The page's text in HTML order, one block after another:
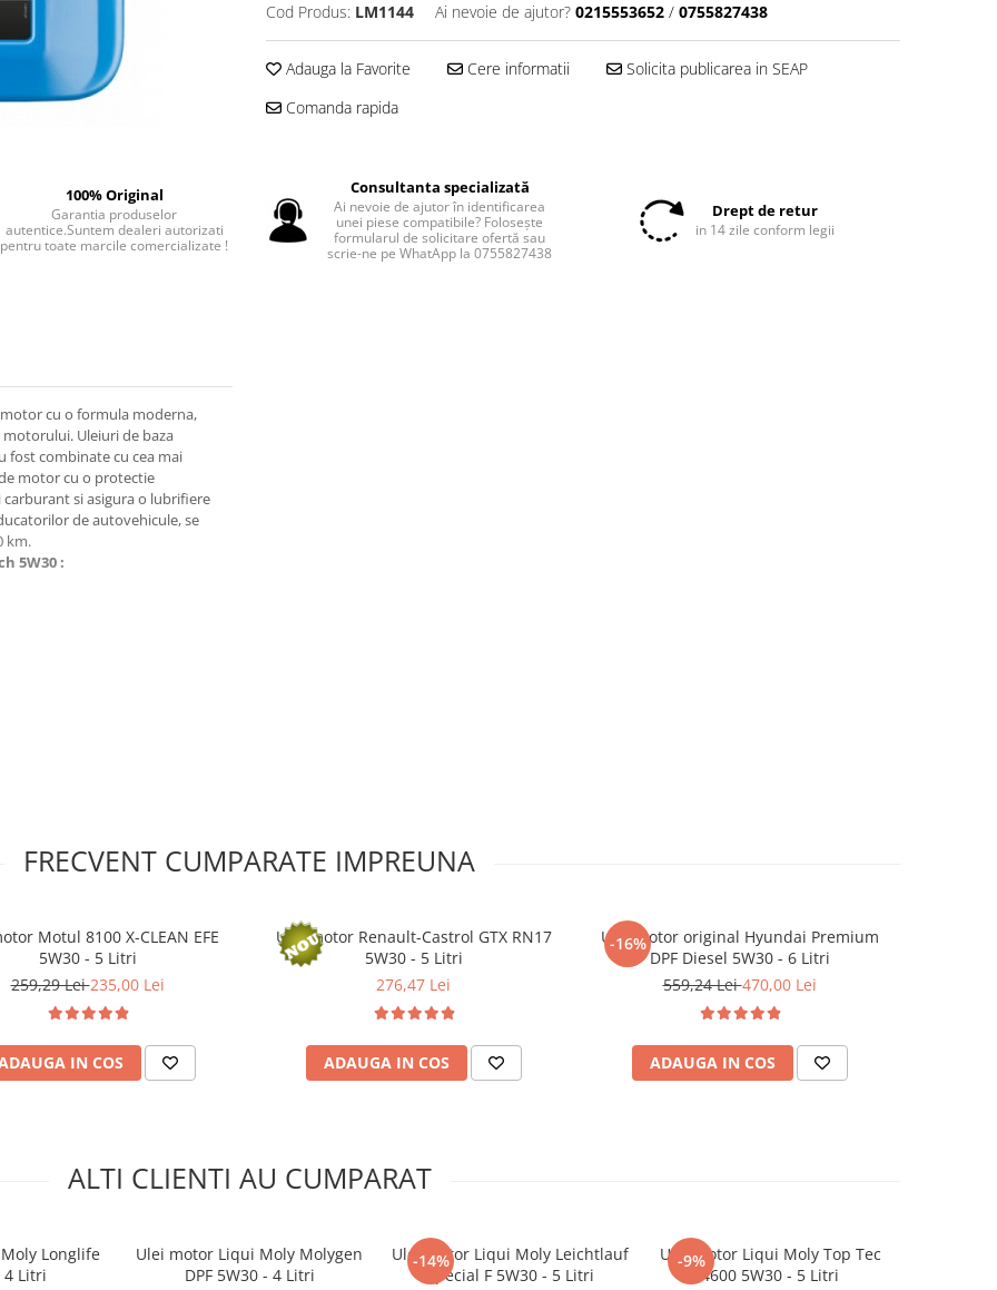
Cod Produs: LM1144 Ai nevoie de ajutor? 0215553652 / 0755827438
Adauga la Favorite Cere informatii
Solicita publicarea in SEAP
Comanda rapida
100% Original
Garantia produselor
autentice.Suntem dealeri autorizati
pentru toate marcile comercializate !
Consultanta specializată
Ai nevoie de ajutor în identificarea
unei piese compatibile? Folosește
formularul de solicitare ofertă sau
scrie-ne pe WhatApp la 0755827438
Drept de retur
in 14 zile conform legii
cu o formula moderna,
Uleiuri de baza
fost combinate cu cea mai
motor cu o protectie
si asigura o lubrifiere
de autovehicule, se
km.
5W30 :
FRECVENT CUMPARATE IMPREUNA
Motul 8100 X-CLEAN EFE
5W30 - 5 Litri
259,29 Lei235,00 Lei
IN COS
Ulei motor Renault-Castrol GTX RN17
5W30 - 5 Litri
276,47 Lei
ADAUGA IN COS
-16%
Ulei motor original Hyundai Premium
DPF Diesel 5W30 - 6 Litri
559,24 Lei470,00 Lei
ADAUGA IN COS
ALTI CLIENTI AU CUMPARAT
Longlife
4 Litri
Ulei motor Liqui Moly Molygen
DPF 5W30 - 4 Litri
-14%
Ulei motor Liqui Moly Leichtlauf
Special F 5W30 - 5 Litri
-9%
Ulei motor Liqui Moly Top Tec
4600 5W30 - 5 Litri